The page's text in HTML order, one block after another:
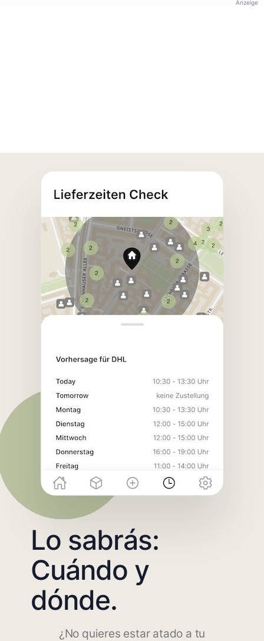
Anzeige
Lo sabrás:
Cuándo y
dónde.
¿No quieres estar atado a tu